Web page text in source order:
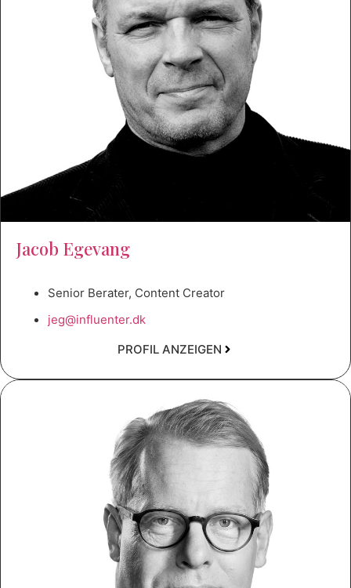
Jacob Egevang
Senior Berater, Content Creator
jeg@influenter.dk
PROFIL ANZEIGEN